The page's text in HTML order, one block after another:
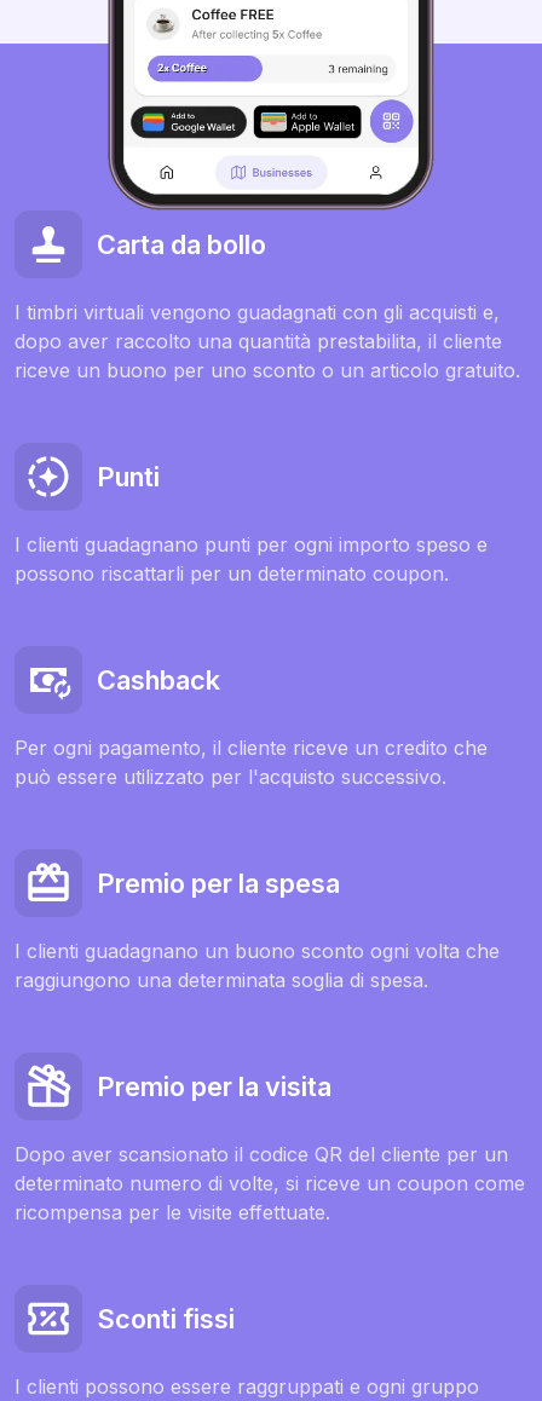
Carta da bollo
I timbri virtuali vengono guadagnati con gli acquisti e,
dopo aver raccolto una quantità prestabilita, il cliente
riceve un buono per uno sconto o un articolo gratuito.
Punti
I clienti guadagnano punti per ogni importo speso e
possono riscattarli per un determinato coupon.
Cashback
Per ogni pagamento, il cliente riceve un credito che
può essere utilizzato per l'acquisto successivo.
Premio per la spesa
I clienti guadagnano un buono sconto ogni volta che
raggiungono una determinata soglia di spesa.
Premio per la visita
Dopo aver scansionato il codice QR del cliente per un
determinato numero di volte, si riceve un coupon come
ricompensa per le visite effettuate.
Sconti fissi
I clienti possono essere raggruppati e ogni gruppo